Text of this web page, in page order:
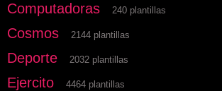
Computadoras 240 plantillas
Cosmos 2144 plantillas
Deporte 2032 plantillas
Ejercito 4464 plantillas